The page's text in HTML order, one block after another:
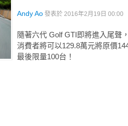
Andy Ao 發表於 2016年2月19日 00:00
隨著六代 Golf GTI即將進入尾聲
消費者將可以129.8萬元將原價
最後限量100台！